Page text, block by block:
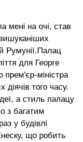
мені на очі, став
Румунії.Палац
для Георге
прем'єр-міністра
діячів того часу.
а стиль палацу
з багатим
у будівлі
що робить